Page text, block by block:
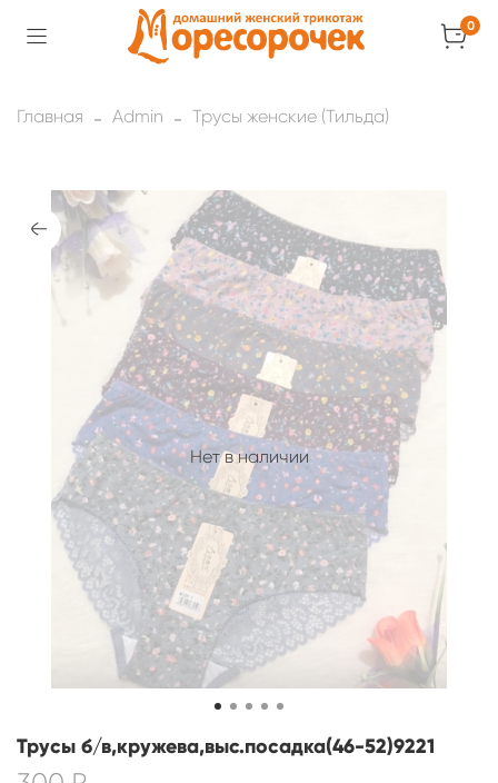
0
Главная Admin Трусы женские (Тильда)
Нет в наличии
Трусы б/в,кружева,выс.посадка(46-52)9221